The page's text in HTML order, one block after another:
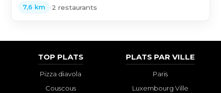
7,6 km •2 restaurants
TOP PLATS
Pizza diavola
Couscous
PLATS PAR VILLE
Paris
Luxembourg Ville